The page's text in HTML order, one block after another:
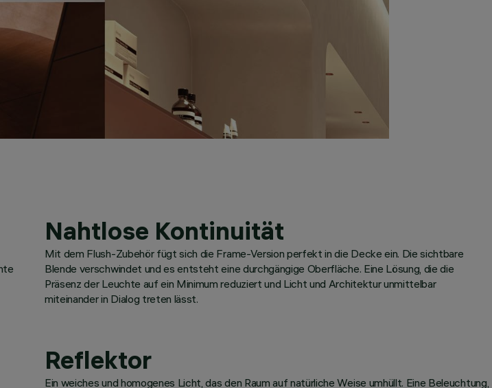
Nahtlose Kontinuität
Mit dem Flush-Zubehör fügt sich die Frame-Version perfekt in die Decke ein. Die sichtbare
Blende verschwindet und es entsteht eine durchgängige Oberfläche. Eine Lösung, die die
Präsenz der Leuchte auf ein Minimum reduziert und Licht und Architektur unmittelbar
miteinander in Dialog treten lässt.
Reflektor
Ein weiches und homogenes Licht, das den Raum auf natürliche Weise umhüllt. Eine Beleuchtung,